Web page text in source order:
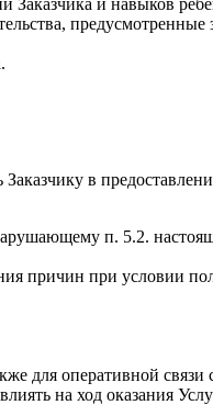
предусмотренные
Заказчику в
п. 5.2.
причин при условии
для оперативной связи
на ход оказания